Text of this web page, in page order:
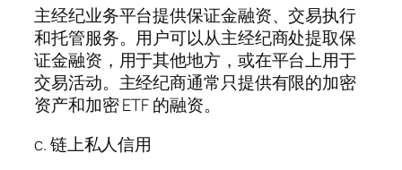
主经纪业务平台提供保证金融资、交易执行
和托管服务。用户可以从主经纪商处提取保
证金融资，用于其他地方，或在平台上用于
交易活动。主经纪商通常只提供有限的加密
资产和加密 ETF 的融资。
c. 链上私人信用